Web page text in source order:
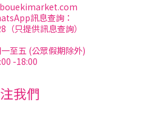
訊息查詢：
（只提供訊息查詢）
至五 (公眾假期除外)
-18:00
我們